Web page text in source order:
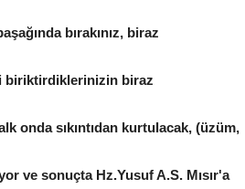
bırakınız, biraz
biriktirdiklerinizin biraz
onda sıkıntıdan kurtulacak, (üzüm,
ve sonuçta Hz.Yusuf A.S. Mısır'a